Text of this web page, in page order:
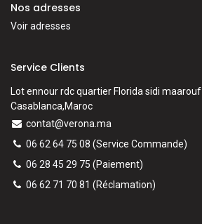
Nos adresses
Voir adresses
Service Clients
Lot ennour rdc quartier Florida sidi maarouf
Casablanca,Maroc
contat@verona.ma
06 62 64 75 08 (Service Commande)
06 28 45 29 75 (Paiement)
06 62 71 70 81 (Réclamation)